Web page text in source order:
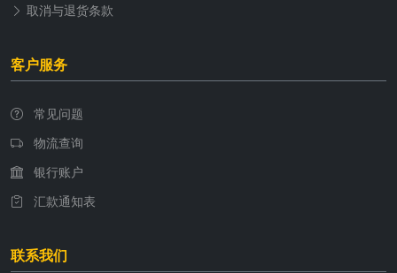
取消与退货条款
客户服务
常见问题
物流查询
银行账户
汇款通知表
联系我们